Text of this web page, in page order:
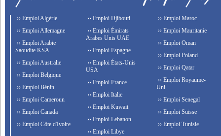
›› Emploi Algérie
›› Emploi Allemagne
›› Emploi Arabie
Saoudite KSA
›› Emploi Australie
›› Emploi Belgique
›› Emploi Bénin
›› Emploi Cameroun
›› Emploi Canada
›› Emploi Côte d'Ivoire
›› Emploi Djibouti
›› Emploi Émirats
Arabes Unis UAE
›› Emploi Espagne
›› Emploi États-Unis
USA
›› Emploi France
›› Emploi Italie
›› Emploi Kuwait
›› Emploi Lebanon
›› Emploi Libye
›› Emploi Maroc
›› Emploi Mauritanie
›› Emploi Oman
›› Emploi Poland
›› Emploi Qatar
›› Emploi Royaume-
Uni
›› Emploi Senegal
›› Emploi Suisse
›› Emploi Tunisie